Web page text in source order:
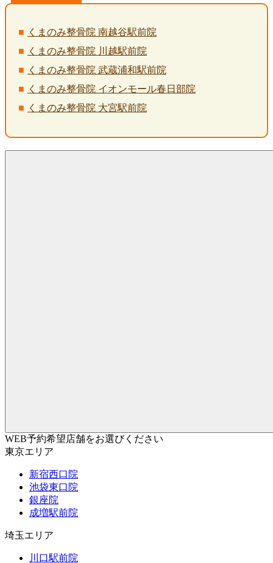
くまのみ整骨院 南越谷駅前院
くまのみ整骨院 川越駅前院
くまのみ整骨院 武蔵浦和駅前院
くまのみ整骨院 イオンモール春日部院
くまのみ整骨院 大宮駅前院
WEB予約希望店舗をお選びください
東京エリア
新宿西口院
池袋東口院
銀座院
成増駅前院
埼玉エリア
川口駅前院